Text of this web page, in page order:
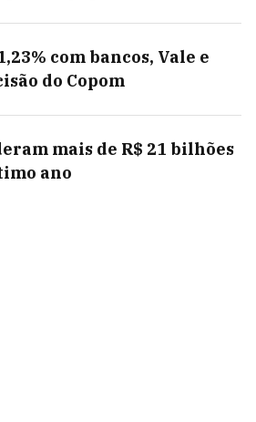
com bancos, Vale e
do Copom
mais de R$ 21 bilhões
ano